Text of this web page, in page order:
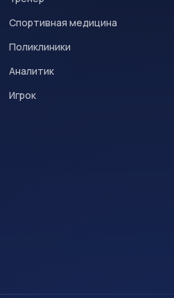
Спортивная медицина
Поликлиники
Аналитик
Игрок